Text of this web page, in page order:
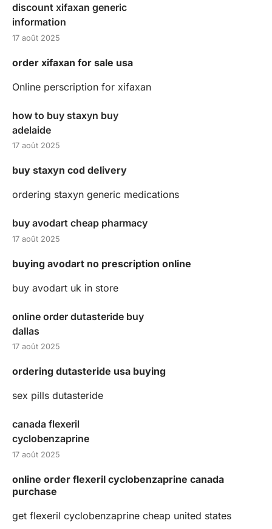
discount xifaxan generic
information
17 août 2025
order xifaxan for sale usa
Online perscription for xifaxan
how to buy staxyn buy
adelaide
17 août 2025
buy staxyn cod delivery
ordering staxyn generic medications
buy avodart cheap pharmacy
17 août 2025
buying avodart no prescription online
buy avodart uk in store
online order dutasteride buy
dallas
17 août 2025
ordering dutasteride usa buying
sex pills dutasteride
canada flexeril
cyclobenzaprine
17 août 2025
online order flexeril cyclobenzaprine canada
purchase
get flexeril cyclobenzaprine cheap united states